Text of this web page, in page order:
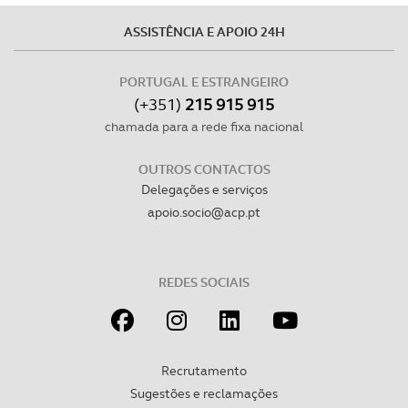
O ACP garantirá que as transferências internacionais de
dados pessoais serão realizadas apenas com o seu
consentimento e quando tal se afigure estritamente
Realçamos que o bloqueio de certo tipo de Cookies e
tecnologias similares pode ter impacto na sua
ASSISTÊNCIA E APOIO 24H
PORTUGAL E ESTRANGEIRO
(+351) 215 915 915
chamada para a rede fixa nacional
OUTROS CONTACTOS
Delegações e serviços
apoio.socio@acp.pt
REDES SOCIAIS
Recrutamento
Sugestões e reclamações